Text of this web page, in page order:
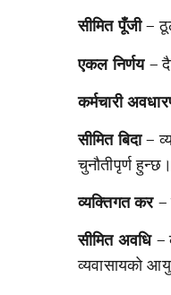
सीमित पूँजी –
एकल निर्णय –
कर्मचारी
सीमित बिदा –
चुनौतीपृर्ण हुन्छ।
व्यक्तिगत कर –
सीमित अवधि –
व्यवासायको